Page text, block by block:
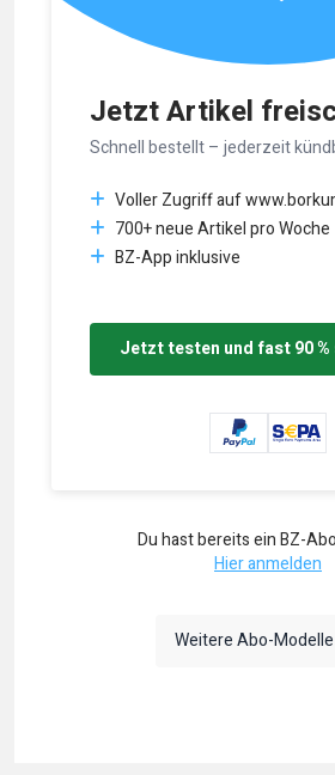
Jetzt Artikel
Schnell bestellt – jederzeit
Voller Zugriff auf
700+ neue Artikel pro Woche
BZ-App inklusive
Jetzt testen und fast 90 %
Du hast bereits ein BZ-
Hier anmelden
Weitere Abo-Modelle